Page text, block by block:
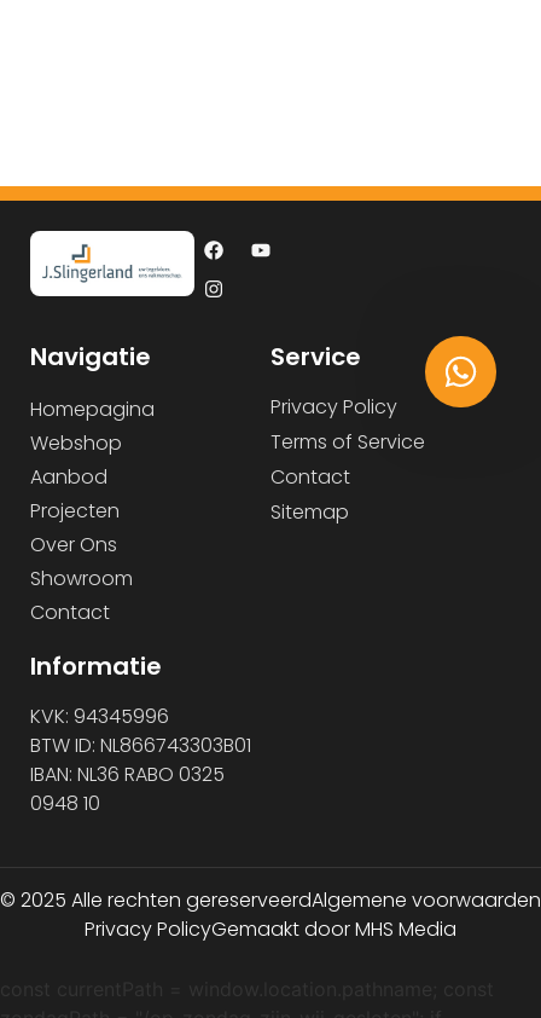
Navigatie
Homepagina
Webshop
Aanbod
Projecten
Over Ons
Showroom
Contact
Service
Privacy Policy
Terms of Service
Contact
Sitemap
Informatie
KVK: 94345996
BTW ID: NL866743303B01
IBAN: NL36 RABO 0325
0948 10
© 2025 Alle rechten gereserveerdAlgemene voorwaarden
Privacy PolicyGemaakt door MHS Media